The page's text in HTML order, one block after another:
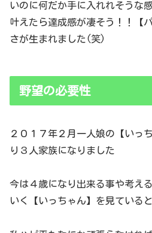
いのに何だか手に入れれそうな
叶えたら達成感が凄そう！！【
さが生まれました(笑)
野望の必要性
２０１７年２月一人娘の【いっ
り３人家族になりました
今は４歳になり出来る事や考え
いく【いっちゃん】を見ていると